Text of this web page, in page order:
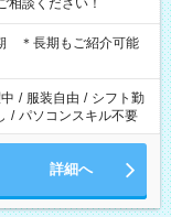
時間でご相談ください！
＊長期もご紹介可能
/ 服装自由 / シフト勤
/ パソコンスキル不要
詳細へ